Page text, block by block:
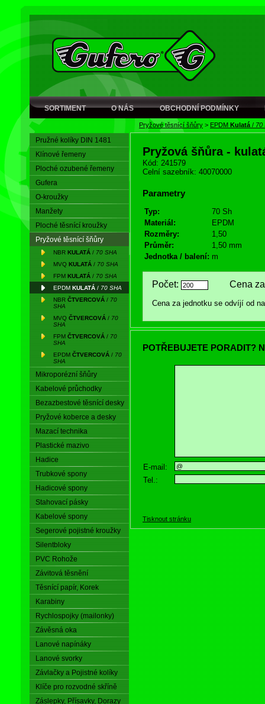
SORTIMENT O NÁS OBCHODNÍ PODMÍNKY
Pryžové těsnící šňůry > EPDM Kulatá / 70
Pružné kolíky DIN 1481
Klínové řemeny
Ploché ozubené řemeny
Gufera
O-kroužky
Manžety
Ploché těsnící kroužky
Pryžové těsnící šňůry
NBR KULATÁ / 70 SHA
MVQ KULATÁ / 70 SHA
FPM KULATÁ / 70 SHA
EPDM KULATÁ / 70 SHA
NBR ČTVERCOVÁ / 70
SHA
MVQ ČTVERCOVÁ / 70
SHA
FPM ČTVERCOVÁ / 70
SHA
EPDM ČTVERCOVÁ / 70
SHA
Mikroporézní šňůry
Kabelové průchodky
Bezazbestové těsnící desky
Pryžové koberce a desky
Mazací technika
Plastické mazivo
Hadice
Trubkové spony
Hadicové spony
Stahovací pásky
Kabelové spony
Segerové pojistné kroužky
Silentbloky
PVC Rohože
Závitová těsnění
Těsnící papír, Korek
Karabiny
Rychlospojky (mailonky)
Závěsná oka
Lanové napínáky
Lanové svorky
Závlačky a Pojistné kolíky
Klíče pro rozvodné skříně
Záslepky, Přísavky, Dorazy
Pryžová šňůra -
Kód: 241579
Celní sazebník: 40070000
Parametry
Typ:
70 Sh
Materiál:
EPDM
Rozměry:
1,50
Průměr:
1,50 mm
Jednotka / balení: m
Počet: Cena za
Cena za jednotku se odvíjí od
POTŘEBUJETE PORADIT?
E-mail:
Tel.:
Tisknout stránku